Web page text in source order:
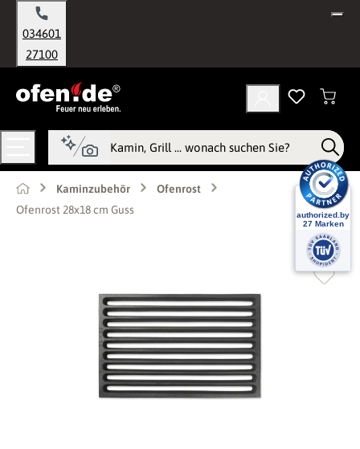
springen
034601
27100
Kaminzubehör
Ofenrost
Ofenrost 28x18 cm Guss